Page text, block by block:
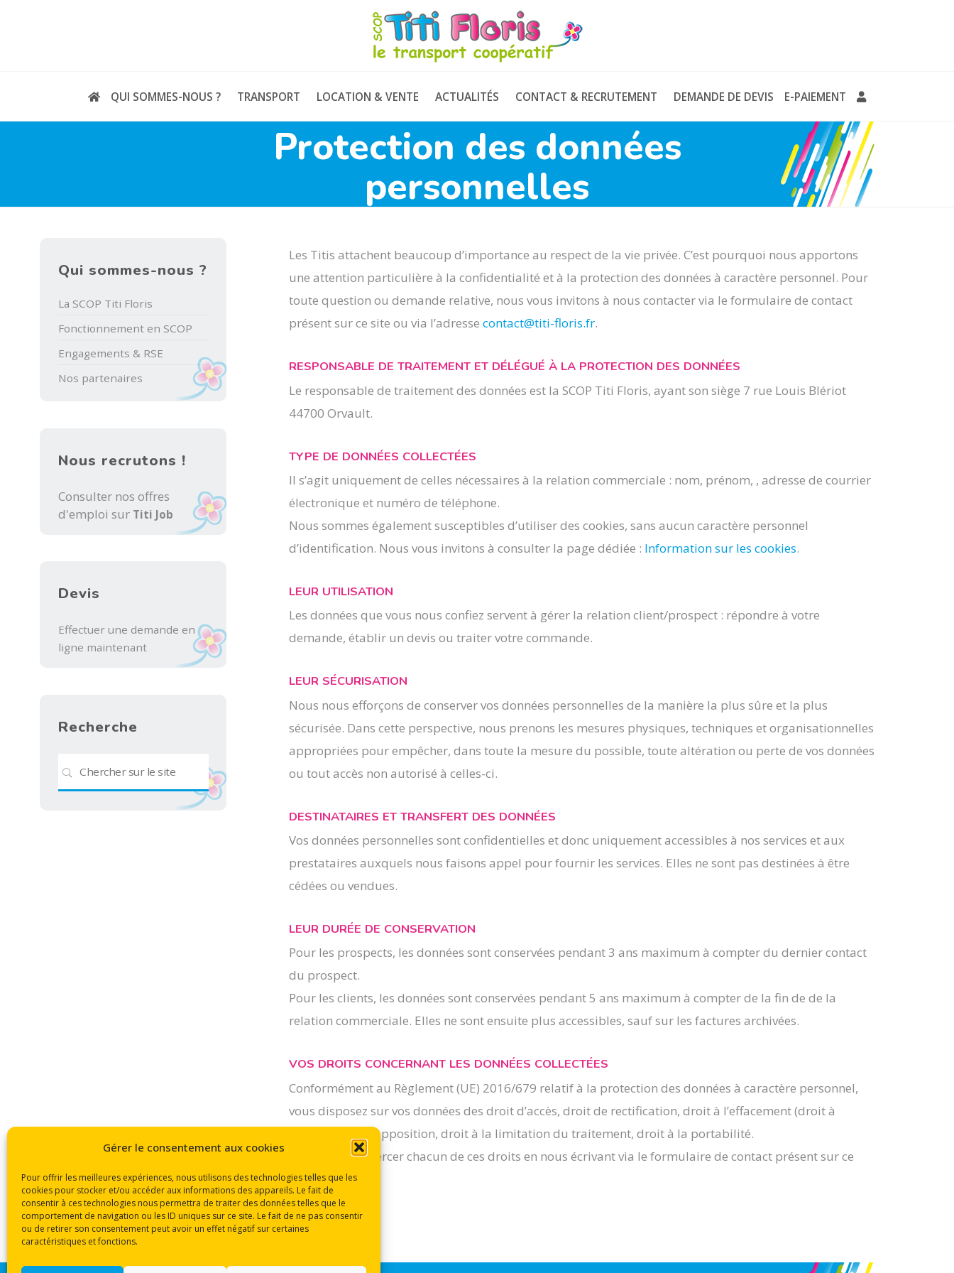
Gérer le consentement aux cookies
Pour offrir les meilleures expériences, nous utilisons des technologies telles que les
cookies pour stocker et/ou accéder aux informations des appareils. Le fait de
consentir à ces technologies nous permettra de traiter des données telles que le
comportement de navigation ou les ID uniques sur ce site. Le fait de ne pas consentir
ou de retirer son consentement peut avoir un effet négatif sur certaines
caractéristiques et fonctions.
TITI
FLORIS
QUI SOMMES-NOUS ? TRANSPORT LOCATION & VENTE ACTUALITÉS CONTACT & RECRUTEMENT DEMANDE DE DEVIS E-PAIEMENT
Protection des données
personnelles
Les Titis attachent beaucoup d’importance au respect de la vie privée. C’est pourquoi nous apportons
une attention particulière à la confidentialité et à la protection des données à caractère personnel. Pour
toute question ou demande relative, nous vous invitons à nous contacter via le formulaire de contact
présent sur ce site ou via l’adresse contact@titi-floris.fr.
RESPONSABLE DE TRAITEMENT ET DÉLÉGUÉ À LA PROTECTION DES DONNÉES
Le responsable de traitement des données est la SCOP Titi Floris, ayant son siège 7 rue Louis Blériot
44700 Orvault.
TYPE DE DONNÉES COLLECTÉES
Il s’agit uniquement de celles nécessaires à la relation commerciale : nom, prénom, , adresse de courrier
électronique et numéro de téléphone.
Nous sommes également susceptibles d’utiliser des cookies, sans aucun caractère personnel
d’identification. Nous vous invitons à consulter la page dédiée : Information sur les cookies.
LEUR UTILISATION
Les données que vous nous confiez servent à gérer la relation client/prospect : répondre à votre
demande, établir un devis ou traiter votre commande.
LEUR SÉCURISATION
Nous nous efforçons de conserver vos données personnelles de la manière la plus sûre et la plus
sécurisée. Dans cette perspective, nous prenons les mesures physiques, techniques et organisationnelles
appropriées pour empêcher, dans toute la mesure du possible, toute altération ou perte de vos données
ou tout accès non autorisé à celles-ci.
DESTINATAIRES ET TRANSFERT DES DONNÉES
Vos données personnelles sont confidentielles et donc uniquement accessibles à nos services et aux
prestataires auxquels nous faisons appel pour fournir les services. Elles ne sont pas destinées à être
cédées ou vendues.
LEUR DURÉE DE CONSERVATION
Pour les prospects, les données sont conservées pendant 3 ans maximum à compter du dernier contact
du prospect.
Pour les clients, les données sont conservées pendant 5 ans maximum à compter de la fin de de la
relation commerciale. Elles ne sont ensuite plus accessibles, sauf sur les factures archivées.
VOS DROITS CONCERNANT LES DONNÉES COLLECTÉES
Conformément au Règlement (UE) 2016/679 relatif à la protection des données à caractère personnel,
vous disposez sur vos données des droit d’accès, droit de rectification, droit à l’effacement (droit à
l’oubli), droit d’opposition, droit à la limitation du traitement, droit à la portabilité.
Vous pouvez exercer chacun de ces droits en nous écrivant via le formulaire de contact présent sur ce
site.
Qui sommes-nous ?
La SCOP Titi Floris
Fonctionnement en SCOP
Engagements & RSE
Nos partenaires
Nous recrutons !
Consulter nos offres
d'emploi sur Titi Job
Devis
Effectuer une demande en
ligne maintenant
Recherche
Search
for:
SEARCH